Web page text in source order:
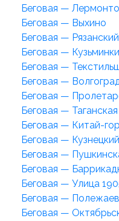
Беговая —
Беговая — Выхино
Беговая —
Беговая — Кузьминки
Беговая —
Беговая —
Беговая —
Беговая — Таганская
Беговая — Китай-
Беговая —
Беговая —
Беговая —
Беговая — Улица
Беговая —
Беговая —